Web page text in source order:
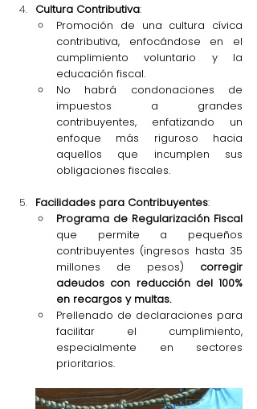
Cultura Contributiva:
Promoción de una cultura cívica
contributiva, enfocándose en el
cumplimiento voluntario y la
educación fiscal.
No habrá condonaciones de
impuestos a grandes
contribuyentes, enfatizando un
enfoque más riguroso hacia
aquellos que incumplen sus
obligaciones fiscales.
Facilidades para Contribuyentes:
Programa de Regularización Fiscal
que permite a pequeños
contribuyentes (ingresos hasta 35
millones de pesos) corregir
adeudos con reducción del 100%
en recargos y multas.
Prellenado de declaraciones para
facilitar el cumplimiento,
especialmente en sectores
prioritarios.